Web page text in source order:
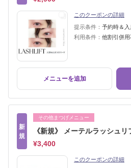
このクーポンの詳細
提示条件： 予約時＆入
利用条件： 他割引併用
メニューを追加
新
規
その他まつげメニュー
《新規》 メーテルラッシュリ
¥3,400
このクーポンの詳細